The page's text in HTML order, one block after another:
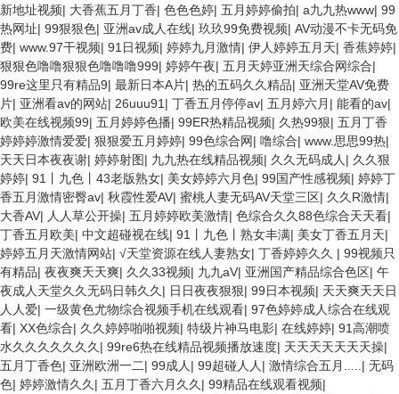
新地址视频| 大香蕉五月丁香| 色色色婷| 五月婷婷偷拍| a九九热www| 99
热网址| 99狠狠色| 亚洲av成人在线| 玖玖99免费视频| AV动漫不卡无码免
费| www.97干视频| 91日视频| 婷婷九月激情| 伊人婷婷五月天| 香蕉婷婷|
狠狠色噜噜狠狠色噜噜噜999| 婷婷午夜| 五月天婷亚洲天综合网综合|
99re这里只有精品9| 最新日本A片| 热的五码久久精品| 亚洲天堂AV免费
片| 亚洲看av的网站| 26uuu91 | 丁香五月停停av| 五月婷六月 | 能看的av|
欧美在线视频99| 五月婷婷色播| 99ER热精品视频| 久热99狠| 五月丁香
婷婷婷激情爱爱| 狠狠爱五月婷婷| 99色综合网| 噜综合| www.思思99热|
天天日本夜夜谢| 婷婷射图| 九九热在线精品视频| 久久无码成人 | 久久狠
婷婷| 91丨九色丨43老版熟女| 美女婷婷六月色| 99国产性感视频| 婷婷丁
香五月激情密臀av| 秋霞性爱AV| 蜜桃人妻无码AV天堂三区| 久久R激情|
大香AV| 人人草公开操| 五月婷婷欧美激情| 色综合久久88色综合天天看|
丁香五月欧美| 中文超碰视在线| 91丨九色丨熟女丰满| 美女丁香五月天|
婷婷五月天激情网站| √天堂资源在线人妻熟女| 丁香婷婷久久 | 99视频只
有精品| 夜夜爽天天爽| 久久33视频| 九九aV| 亚洲国产精品综合色区| 午
夜成人天堂久久无码日韩久久 | 日日夜夜狠狠| 99日本视频| 天天爽天天日
人人爱| 一级黄色尤物综合视频手机在线观看| 97色婷婷成人综合在线观
看| XX色综合| 久久婷婷啪啪视频| 特级片神马电影| 在线婷婷| 91高潮喷
水久久久久久久久 | 99re6热在线精品视频播放速度| 天天天天天天天操|
五月丁香色| 亚洲欧洲一二| 99成人 | 99超碰人人 | 激情综合五月..... | 无码
色| 婷婷激情久久 | 五月丁香六月久久 | 99精品在线观看视频|